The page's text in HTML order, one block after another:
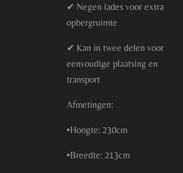
✔ Negen lades voor extra
opbergruimte
✔ Kan in twee delen voor
eenvoudige plaatsing en
transport
Afmetingen:
•Hoogte: 230cm
•Breedte: 213cm